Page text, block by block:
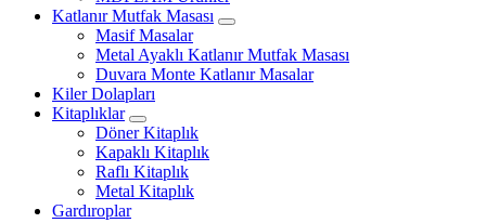
Katlanır Mutfak Masası
Masif Masalar
Metal Ayaklı Katlanır Mutfak Masası
Duvara Monte Katlanır Masalar
Kiler Dolapları
Kitaplıklar
Döner Kitaplık
Kapaklı Kitaplık
Raflı Kitaplık
Metal Kitaplık
Gardıroplar